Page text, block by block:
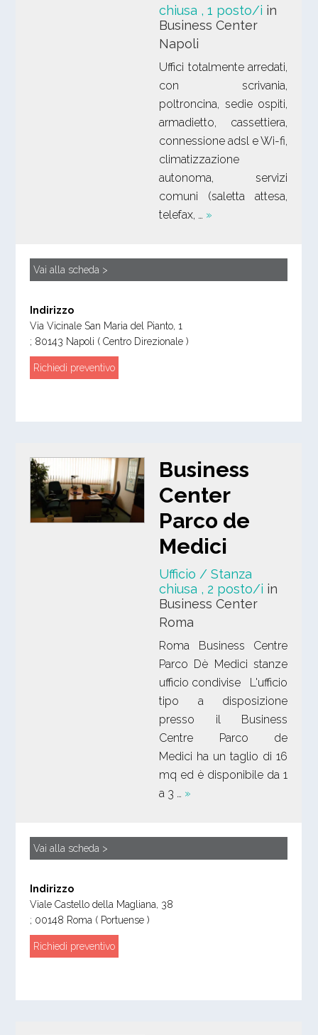
chiusa , 1 posto/i in
Business Center
Napoli
Uffici totalmente arredati,
con scrivania,
poltroncina, sedie ospiti,
armadietto, cassettiera,
connessione adsl e Wi-fi,
climatizzazione
autonoma, servizi
comuni (saletta attesa,
telefax, … »
Vai alla scheda >
Indirizzo
Via Vicinale San Maria del Pianto, 1
; 80143 Napoli ( Centro Direzionale )
Richiedi preventivo
Business
Center
Parco de
Medici
Ufficio / Stanza
chiusa , 2 posto/i in
Business Center
Roma
Roma Business Centre
Parco Dè Medici stanze
ufficio condivise L'ufficio
tipo a disposizione
presso il Business
Centre Parco de
Medici ha un taglio di 16
mq ed è disponibile da 1
a 3 … »
Vai alla scheda >
Indirizzo
Viale Castello della Magliana, 38
; 00148 Roma ( Portuense )
Richiedi preventivo